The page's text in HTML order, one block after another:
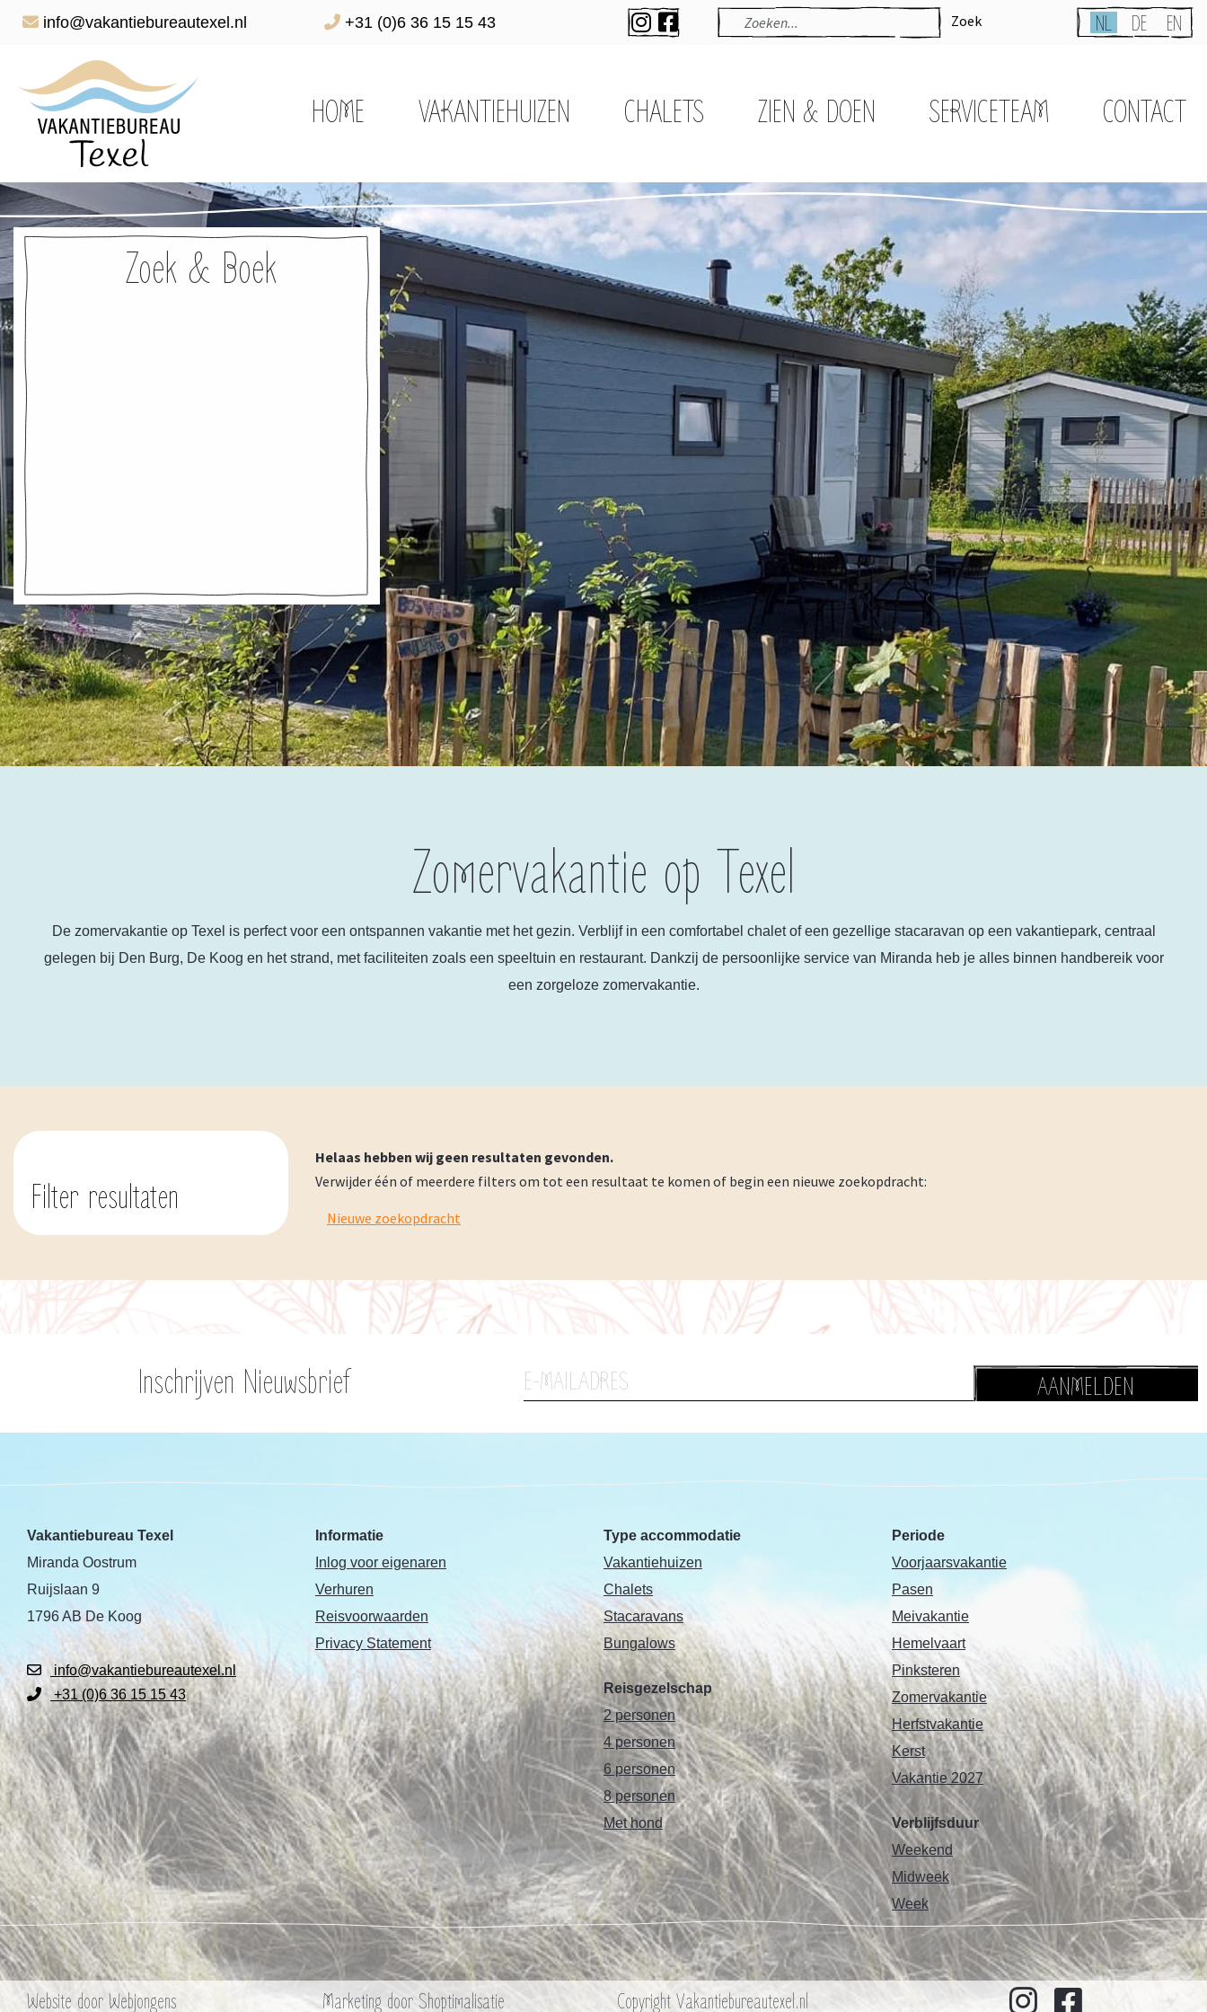
info@vakantiebureautexel.nl +31 (0)6 36 15 15 43 Zoek NL DE EN
HOME VAKANTIEHUIZEN CHALETS ZIEN & DOEN SERVICETEAM CONTACT
Zoek & Boek
Zomervakantie op Texel
De zomervakantie op Texel is perfect voor een ontspannen vakantie met het gezin. Verblijf in een comfortabel chalet of een gezellige stacaravan op een vakantiepark, centraal
gelegen bij Den Burg, De Koog en het strand, met faciliteiten zoals een speeltuin en restaurant. Dankzij de persoonlijke service van Miranda heb je alles binnen handbereik voor
een zorgeloze zomervakantie.
Filter resultaten
Helaas hebben wij geen resultaten gevonden.
Verwijder één of meerdere filters om tot een resultaat te komen of begin een nieuwe zoekopdracht:
Nieuwe zoekopdracht
Inschrijven Nieuwsbrief AANMELDEN
Vakantiebureau Texel
Miranda Oostrum
Ruijslaan 9
1796 AB De Koog
info@vakantiebureautexel.nl
+31 (0)6 36 15 15 43
Informatie
Inlog voor eigenaren
Verhuren
Reisvoorwaarden
Privacy Statement
Type accommodatie
Vakantiehuizen
Chalets
Stacaravans
Bungalows
Reisgezelschap
2 personen
4 personen
6 personen
8 personen
Met hond
Periode
Voorjaarsvakantie
Pasen
Meivakantie
Hemelvaart
Pinksteren
Zomervakantie
Herfstvakantie
Kerst
Vakantie 2027
Verblijfsduur
Weekend
Midweek
Week
Website door Webjongens Marketing door Shoptimalisatie Copyright Vakantiebureautexel.nl